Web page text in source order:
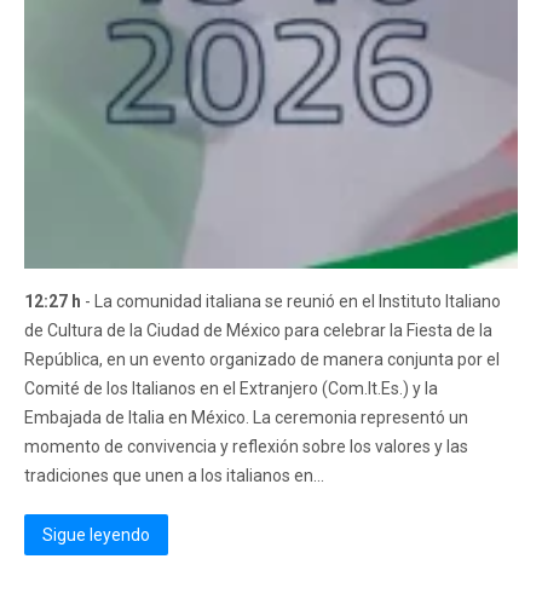
12:27 h - La comunidad italiana se reunió en el Instituto Italiano
de Cultura de la Ciudad de México para celebrar la Fiesta de la
República, en un evento organizado de manera conjunta por el
Comité de los Italianos en el Extranjero (Com.It.Es.) y la
Embajada de Italia en México. La ceremonia representó un
momento de convivencia y reflexión sobre los valores y las
tradiciones que unen a los italianos en...
Sigue leyendo